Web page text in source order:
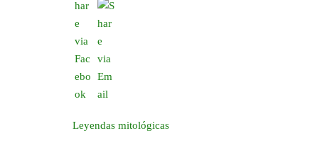
Leyendas mitológicas